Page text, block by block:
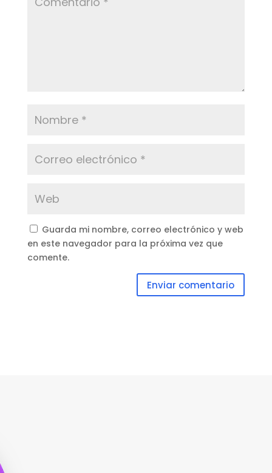
Guarda mi nombre, correo electrónico y web
en este navegador para la próxima vez que
comente.
Enviar comentario